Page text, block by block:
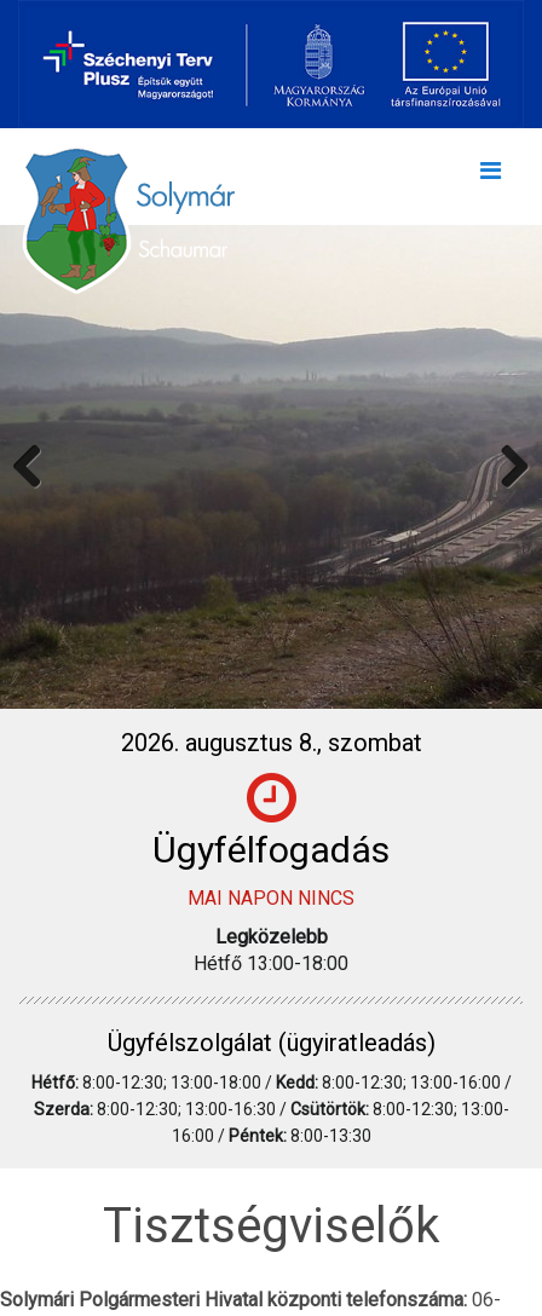
2026. augusztus 8., szombat
Ügyfélfogadás
MAI NAPON NINCS
Legközelebb
Hétfő 13:00-18:00
Ügyfélszolgálat (ügyiratleadás)
Hétfő:8:00-12:30; 13:00-18:00 / Kedd:8:00-12:30; 13:00-16:00 /
Szerda:8:00-12:30; 13:00-16:30 /Csütörtök:8:00-12:30; 13:00-
16:00 / Péntek:8:00-13:30
Tisztségviselők
Solymári Polgármesteri Hivatal központi telefonszáma: 06-